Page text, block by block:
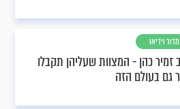
מדור וידיאו
זמיר כהן - המצוות שעליהן תקבלו
גם בעולם הזה